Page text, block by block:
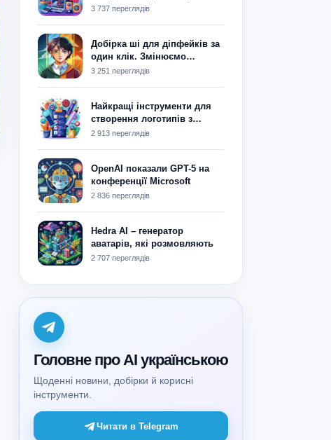
2024
3 737 переглядів
Добірка ші для діпфейків за
один клік. Змінюємо
обличчя на фото
3 251 переглядів
Найкращі інструменти для
створення логотипів з
використанням ШІ: що
2 913 переглядів
OpenAI показали GPT-5 на
конференції Microsoft
2 836 переглядів
Hedra AI – генератор
аватарів, які розмовляють
2 707 переглядів
Головне про AI українською
Щоденні новини, добірки й корисні
інструменти.
Читати в Telegram